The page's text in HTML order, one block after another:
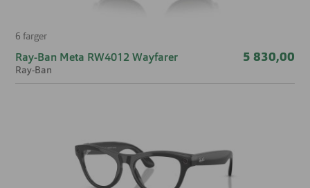
6 farger
Ray-Ban Meta RW4012 Wayfarer
Ray-Ban
5 830,00